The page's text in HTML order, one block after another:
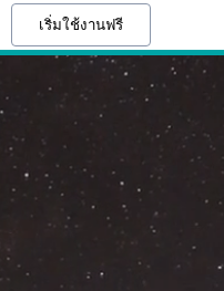
เริ่มใช้งานฟรี